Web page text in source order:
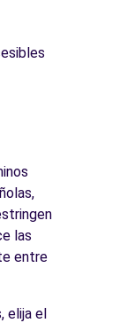
las
entre
elija el